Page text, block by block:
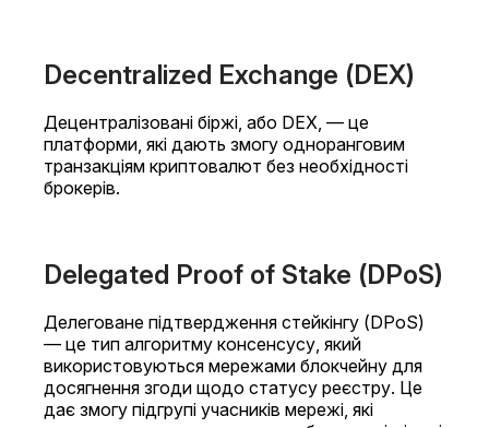
Decentralized Exchange (DEX)
Децентралізовані біржі, або DEX, — це
платформи, які дають змогу одноранговим
транзакціям криптовалют без необхідності
брокерів.
Delegated Proof of Stake (DPoS)
Делеговане підтвердження стейкінгу (DPoS)
— це тип алгоритму консенсусу, який
використовуються мережами блокчейну для
досягнення згоди щодо статусу реєстру. Це
дає змогу підгрупі учасників мережі, які